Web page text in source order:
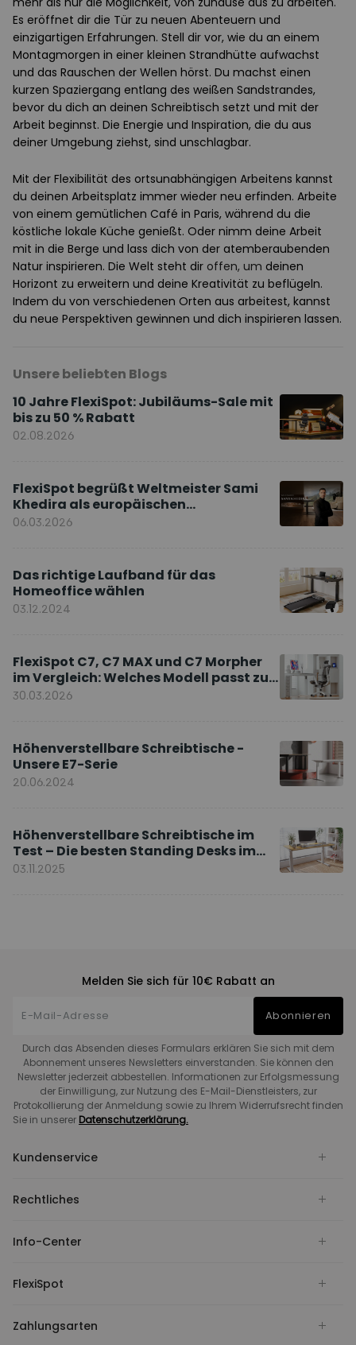
Es eröffnet dir die Tür zu neuen Abenteuern und
einzigartigen Erfahrungen. Stell dir vor, wie du an einem
Montagmorgen in einer kleinen Strandhütte aufwachst
und das Rauschen der Wellen hörst. Du machst einen
kurzen Spaziergang entlang des weißen Sandstrandes,
bevor du dich an deinen Schreibtisch setzt und mit der
Arbeit beginnst. Die Energie und Inspiration, die du aus
deiner Umgebung ziehst, sind unschlagbar.
Mit der Flexibilität des ortsunabhängigen Arbeitens kannst
du deinen Arbeitsplatz immer wieder neu erfinden. Arbeite
von einem gemütlichen Café in Paris, während du die
köstliche lokale Küche genießt. Oder nimm deine Arbeit
mit in die Berge und lass dich von der atemberaubenden
Natur inspirieren. Die Welt steht dir offen, um deinen
Horizont zu erweitern und deine Kreativität zu beflügeln.
Indem du von verschiedenen Orten aus arbeitest, kannst
du neue Perspektiven gewinnen und dich inspirieren lassen.
Unsere beliebten Blogs
10 Jahre FlexiSpot: Jubiläums-Sale mit
bis zu 50 % Rabatt
02.08.2026
FlexiSpot begrüßt Weltmeister Sami
Khedira als europäischen
Markenbotschafter
06.03.2026
Das richtige Laufband für das
Homeoffice wählen
03.12.2024
FlexiSpot C7, C7 MAX und C7 Morpher
im Vergleich: Welches Modell passt zu
Ihnen?
30.03.2026
Höhenverstellbare Schreibtische -
Unsere E7-Serie
20.06.2024
Höhenverstellbare Schreibtische im
Test – Die besten Standing Desks im
Vergleich
03.11.2025
Melden Sie sich für 10€ Rabatt an
Abonnieren
Durch das Absenden dieses Formulars erklären Sie sich mit dem
Abonnement unseres Newsletters einverstanden. Sie können den
Newsletter jederzeit abbestellen. Informationen zur Erfolgsmessung
der Einwilligung, zur Nutzung des E-Mail-Dienstleisters, zur
Protokollierung der Anmeldung sowie zu Ihrem Widerrufsrecht finden
Sie in unserer Datenschutzerklärung.
Kundenservice
Rechtliches
Info-Center
FlexiSpot
Zahlungsarten